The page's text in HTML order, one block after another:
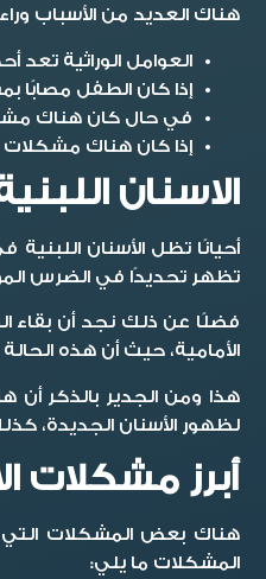
هناك العديد من الأسباب
العوامل الوراثية تعد
إذا كان الطفل مصابًا
في حال كان هناك
إذا كان هناك مشكلات
الاسنان
أحيانًا تظل الأسنان
تظهر تحديدًا في الضرس
الأمامية، حيث أن هذه
هذا ومن الجدير بالذكر أن
لظهور الأسنان الجديدة،
أبرز مشكلات
هناك بعض المشكلات التي
المشكلات ما يلي: